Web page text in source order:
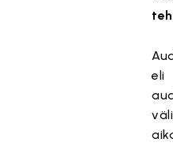
eli